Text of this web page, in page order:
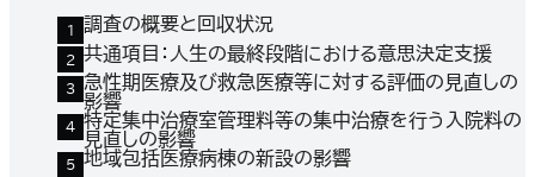
調査の概要と回収状況
共通項目：人生の最終段階における意思決定支援
急性期医療及び救急医療等に対する評価の見直しの
影響
特定集中治療室管理料等の集中治療を行う入院料の
見直しの影響
地域包括医療病棟の新設の影響